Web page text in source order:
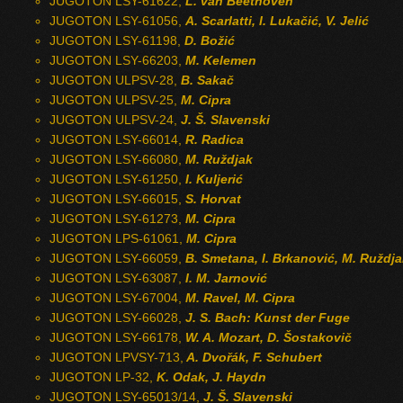
JUGOTON LSY-61056, A. Scarlatti, I. Lukačić, V. Jelić
JUGOTON LSY-61198, D. Božić
JUGOTON LSY-66203, M. Kelemen
JUGOTON ULPSV-28, B. Sakač
JUGOTON ULPSV-25, M. Cipra
JUGOTON ULPSV-24, J. Š. Slavenski
JUGOTON LSY-66014, R. Radica
JUGOTON LSY-66080, M. Ruždjak
JUGOTON LSY-61250, I. Kuljerić
JUGOTON LSY-66015, S. Horvat
JUGOTON LSY-61273, M. Cipra
JUGOTON LPS-61061, M. Cipra
JUGOTON LSY-66059, B. Smetana, I. Brkanović, M.
JUGOTON LSY-63087, I. M. Jarnović
JUGOTON LSY-67004, M. Ravel, M. Cipra
JUGOTON LSY-66028, J. S. Bach: Kunst der Fuge
JUGOTON LSY-66178, W. A. Mozart, D. Šostakovič
JUGOTON LPVSY-713, A. Dvořák, F. Schubert
JUGOTON LP-32, K. Odak, J. Haydn
JUGOTON LSY-65013/14, J. Š. Slavenski